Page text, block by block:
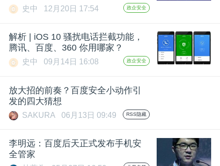
史中 12月20日 17:54 政企安全
解析 | iOS 10 骚扰电话拦截功能，
腾讯、百度、360 你用哪家？
史中 09月14日 16:08 政企安全
放大招的前奏？百度安全小动作引
发的四大猜想
SAKURA 06月13日 09:49 RSS隐藏
李明远：百度后天正式发布手机安
全管家